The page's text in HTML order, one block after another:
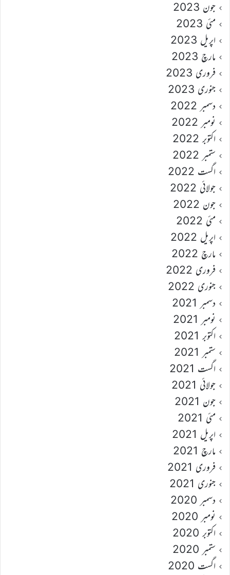
جون 2023
مئی 2023
اپریل 2023
مارچ 2023
فروری 2023
جنوری 2023
دسمبر 2022
نومبر 2022
اکتوبر 2022
ستمبر 2022
اگست 2022
جولائی 2022
جون 2022
مئی 2022
اپریل 2022
مارچ 2022
فروری 2022
جنوری 2022
دسمبر 2021
نومبر 2021
اکتوبر 2021
ستمبر 2021
اگست 2021
جولائی 2021
جون 2021
مئی 2021
اپریل 2021
مارچ 2021
فروری 2021
جنوری 2021
دسمبر 2020
نومبر 2020
اکتوبر 2020
ستمبر 2020
اگست 2020